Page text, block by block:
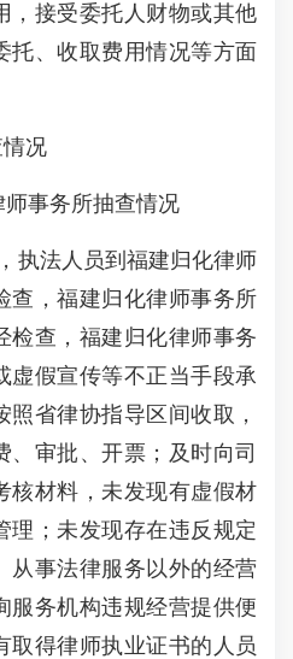
，接受委托人财物或其他
托、收取费用情况等方面
况
事务所抽查情况
法人员到福建归化律师
查，福建归化律师事务所
检查，福建归化律师事务
虚假宣传等不正当手段承
省律协指导区间收取，
审批、开票；及时向司
核材料，未发现有虚假材
理；未发现存在违反规定
从事法律服务以外的经营
服务机构违规经营提供便
取得律师执业证书的人员